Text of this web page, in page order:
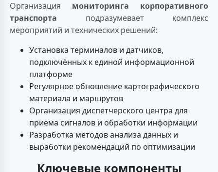
Организация мониторинга корпоративного
транспорта подразумевает комплекс
мероприятий и технических решений:
Установка терминалов и датчиков,
подключённых к единой информационной
платформе
Регулярное обновление картографического
материала и маршрутов
Организация диспетчерского центра для
приёма сигналов и обработки информации
Разработка методов анализа данных и
выработки рекомендаций по оптимизации
Ключевые компоненты